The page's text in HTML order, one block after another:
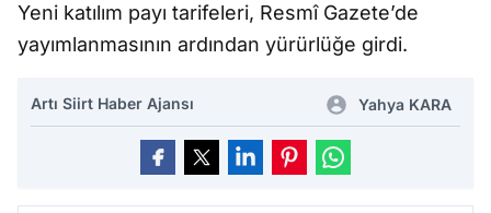
Yeni katılım payı tarifeleri, Resmî Gazete’de
yayımlanmasının ardından yürürlüğe girdi.
Artı Siirt Haber Ajansı Yahya KARA